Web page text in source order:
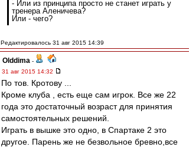
- Или из принципа просто не станет играть у
тренера Аленичева?
Или - чего?
Редактировалось 31 авг 2015 14:39
Olddima -
31 авг 2015 14:32
По тов. Кротову ...
Кроме клуба , есть еще сам игрок. Все же 22
года это достаточный возраст для принятия
самостоятельных решений.
Играть в вышке это одно, в Спартаке 2 это
другое. Парень же не безвольное бревно,все